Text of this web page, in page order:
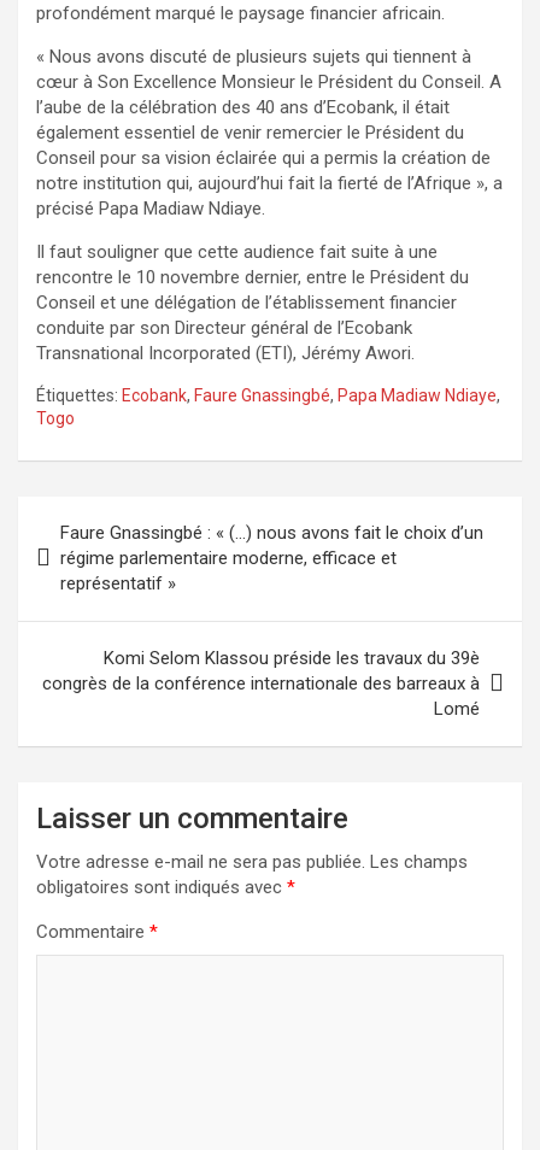
profondément marqué le paysage financier africain.
« Nous avons discuté de plusieurs sujets qui tiennent à
cœur à Son Excellence Monsieur le Président du Conseil. A
l’aube de la célébration des 40 ans d’Ecobank, il était
également essentiel de venir remercier le Président du
Conseil pour sa vision éclairée qui a permis la création de
notre institution qui, aujourd’hui fait la fierté de l’Afrique », a
précisé Papa Madiaw Ndiaye.
Il faut souligner que cette audience fait suite à une
rencontre le 10 novembre dernier, entre le Président du
Conseil et une délégation de l’établissement financier
conduite par son Directeur général de l’Ecobank
Transnational Incorporated (ETI), Jérémy Awori.
Étiquettes: Ecobank, Faure Gnassingbé, Papa Madiaw Ndiaye,
Togo
de
l’article
Faure Gnassingbé : « (…) nous avons fait le choix d’un
régime parlementaire moderne, efficace et
représentatif »
Komi Selom Klassou préside les travaux du 39è
congrès de la conférence internationale des barreaux à
Lomé
Laisser un commentaire
Votre adresse e-mail ne sera pas publiée. Les champs
obligatoires sont indiqués avec *
Commentaire *